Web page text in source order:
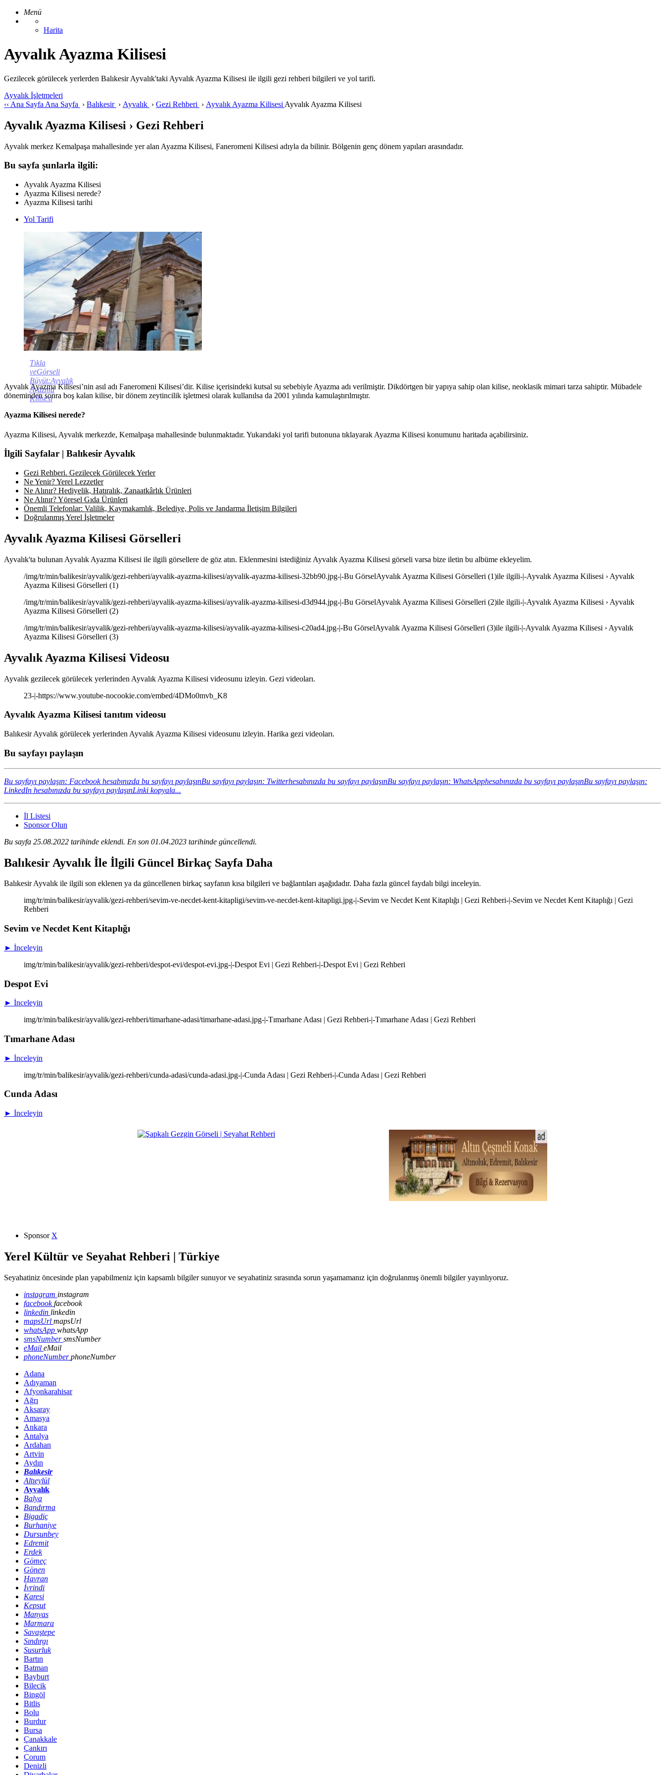
Menü
Harita
Ayvalık Ayazma Kilisesi
Gezilecek görülecek yerlerden Balıkesir Ayvalık'taki Ayvalık Ayazma Kilisesi ile ilgili gezi rehberi bilgileri ve yol tarifi.
Ayvalık İşletmeleri
‹‹ Ana Sayfa Ana Sayfa › Balıkesir › Ayvalık › Gezi Rehberi › Ayvalık Ayazma Kilisesi Ayvalık Ayazma Kilisesi
Ayvalık Ayazma Kilisesi › Gezi Rehberi
Ayvalık merkez Kemalpaşa mahallesinde yer alan Ayazma Kilisesi, Faneromeni Kilisesi adıyla da bilinir. Bölgenin genç dönem yapıları arasındadır.
Bu sayfa şunlarla ilgili:
Ayvalık Ayazma Kilisesi
Ayazma Kilisesi nerede?
Ayazma Kilisesi tarihi
Yol Tarifi
Tıkla
veGörseli
Büyüt:Ayvalık
Ayazma
Kilisesi
Ayvalık Ayazma Kilisesi’nin asıl adı Faneromeni Kilisesi’dir. Kilise içerisindeki kutsal su sebebiyle Ayazma adı verilmiştir. Dikdörtgen bir yapıya sahip olan kilise, neoklasik mimari tarza sahiptir. Mübadele
döneminden sonra boş kalan kilise, bir dönem zeytincilik işletmesi olarak kullanılsa da 2001 yılında kamulaştırılmıştır.
Ayazma Kilisesi nerede?
Ayazma Kilisesi, Ayvalık merkezde, Kemalpaşa mahallesinde bulunmaktadır. Yukarıdaki yol tarifi butonuna tıklayarak Ayazma Kilisesi konumunu haritada açabilirsiniz.
İlgili Sayfalar | Balıkesir Ayvalık
Gezi Rehberi. Gezilecek Görülecek Yerler
Ne Yenir? Yerel Lezzetler
Ne Alınır? Hediyelik, Hatıralık, Zanaatkârlık Ürünleri
Ne Alınır? Yöresel Gıda Ürünleri
Önemli Telefonlar: Valilik, Kaymakamlık, Belediye, Polis ve Jandarma İletişim Bilgileri
Doğrulanmış Yerel İşletmeler
Ayvalık Ayazma Kilisesi Görselleri
Ayvalık'ta bulunan Ayvalık Ayazma Kilisesi ile ilgili görsellere de göz atın. Eklenmesini istediğiniz Ayvalık Ayazma Kilisesi görseli varsa bize iletin bu albüme ekleyelim.
/img/tr/min/balikesir/ayvalik/gezi-rehberi/ayvalik-ayazma-kilisesi/ayvalik-ayazma-kilisesi-32bb90.jpg-|-Bu GörselAyvalık Ayazma Kilisesi Görselleri (1)ile ilgili-|-Ayvalık Ayazma Kilisesi › Ayvalık
Ayazma Kilisesi Görselleri (1)
/img/tr/min/balikesir/ayvalik/gezi-rehberi/ayvalik-ayazma-kilisesi/ayvalik-ayazma-kilisesi-d3d944.jpg-|-Bu GörselAyvalık Ayazma Kilisesi Görselleri (2)ile ilgili-|-Ayvalık Ayazma Kilisesi › Ayvalık
Ayazma Kilisesi Görselleri (2)
/img/tr/min/balikesir/ayvalik/gezi-rehberi/ayvalik-ayazma-kilisesi/ayvalik-ayazma-kilisesi-c20ad4.jpg-|-Bu GörselAyvalık Ayazma Kilisesi Görselleri (3)ile ilgili-|-Ayvalık Ayazma Kilisesi › Ayvalık
Ayazma Kilisesi Görselleri (3)
Ayvalık Ayazma Kilisesi Videosu
Ayvalık gezilecek görülecek yerlerinden Ayvalık Ayazma Kilisesi videosunu izleyin. Gezi videoları.
23-|-https://www.youtube-nocookie.com/embed/4DMo0mvb_K8
Ayvalık Ayazma Kilisesi tanıtım videosu
Balıkesir Ayvalık görülecek yerlerinden Ayvalık Ayazma Kilisesi videosunu izleyin. Harika gezi videoları.
Bu sayfayı paylaşın
Bu sayfayı paylaşın: Facebook hesabınızda bu sayfayı paylaşınBu sayfayı paylaşın: Twitterhesabınızda bu sayfayı paylaşınBu sayfayı paylaşın: WhatsApphesabınızda bu sayfayı paylaşınBu sayfayı paylaşın:
LinkedIn hesabınızda bu sayfayı paylaşınLinki kopyala...
İl Listesi
Sponsor Olun
Bu sayfa 25.08.2022 tarihinde eklendi. En son 01.04.2023 tarihinde güncellendi.
Balıkesir Ayvalık İle İlgili Güncel Birkaç Sayfa Daha
Balıkesir Ayvalık ile ilgili son eklenen ya da güncellenen birkaç sayfanın kısa bilgileri ve bağlantıları aşağıdadır. Daha fazla güncel faydalı bilgi inceleyin.
img/tr/min/balikesir/ayvalik/gezi-rehberi/sevim-ve-necdet-kent-kitapligi/sevim-ve-necdet-kent-kitapligi.jpg-|-Sevim ve Necdet Kent Kitaplığı | Gezi Rehberi-|-Sevim ve Necdet Kent Kitaplığı | Gezi
Rehberi
Sevim ve Necdet Kent Kitaplığı
► İnceleyin
img/tr/min/balikesir/ayvalik/gezi-rehberi/despot-evi/despot-evi.jpg-|-Despot Evi | Gezi Rehberi-|-Despot Evi | Gezi Rehberi
Despot Evi
► İnceleyin
img/tr/min/balikesir/ayvalik/gezi-rehberi/timarhane-adasi/timarhane-adasi.jpg-|-Tımarhane Adası | Gezi Rehberi-|-Tımarhane Adası | Gezi Rehberi
Tımarhane Adası
► İnceleyin
img/tr/min/balikesir/ayvalik/gezi-rehberi/cunda-adasi/cunda-adasi.jpg-|-Cunda Adası | Gezi Rehberi-|-Cunda Adası | Gezi Rehberi
Cunda Adası
► İnceleyin
Sponsor X
Yerel Kültür ve Seyahat Rehberi | Türkiye
Seyahatiniz öncesinde plan yapabilmeniz için kapsamlı bilgiler sunuyor ve seyahatiniz sırasında sorun yaşamamanız için doğrulanmış önemli bilgiler yayınlıyoruz.
instagram instagram
facebookfacebook
linkedin linkedin
mapsUrl mapsUrl
whatsApp whatsApp
smsNumbersmsNumber
eMail eMail
phoneNumberphoneNumber
Adana
Adıyaman
Afyonkarahisar
Ağrı
Aksaray
Amasya
Ankara
Antalya
Ardahan
Artvin
Aydın
Balıkesir
Altıeylül
Ayvalık
Balya
Bandırma
Bigadiç
Burhaniye
Dursunbey
Edremit
Erdek
Gömeç
Gönen
Havran
İvrindi
Karesi
Kepsut
Manyas
Marmara
Savaştepe
Sındırgı
Susurluk
Bartın
Batman
Bayburt
Bilecik
Bingöl
Bitlis
Bolu
Burdur
Bursa
Çanakkale
Çankırı
Çorum
Denizli